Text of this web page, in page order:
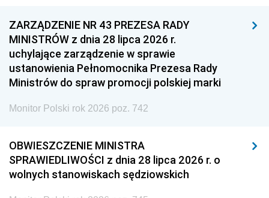
ZARZĄDZENIE NR 43 PREZESA RADY
MINISTRÓW z dnia 28 lipca 2026 r.
uchylające zarządzenie w sprawie
ustanowienia Pełnomocnika Prezesa Rady
Ministrów do spraw promocji polskiej marki
Monitor Polski rok 2026 poz. 742
OBWIESZCZENIE MINISTRA
SPRAWIEDLIWOŚCI z dnia 28 lipca 2026 r. o
wolnych stanowiskach sędziowskich